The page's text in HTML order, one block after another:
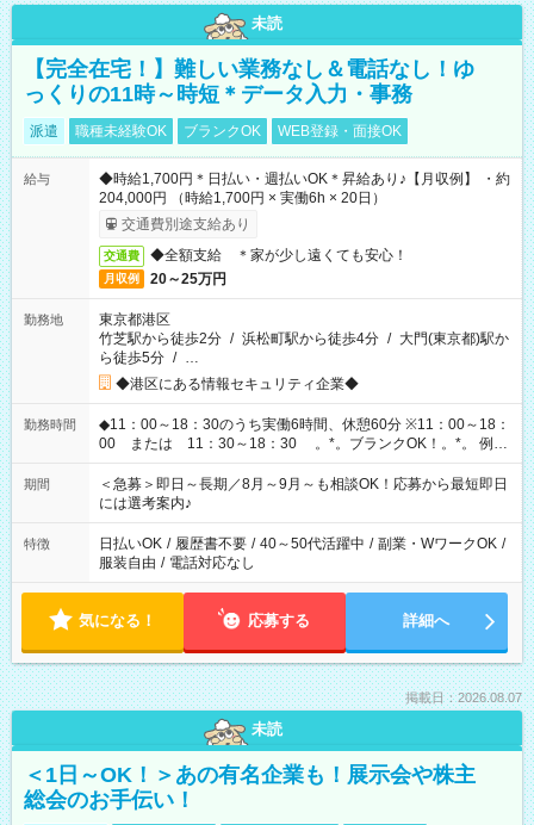
未読
【完全在宅！】難しい業務なし＆電話なし！ゆ
っくりの11時～時短＊データ入力・事務
派遣 職種未経験OK ブランクOK WEB登録・面接OK
給与
◆時給1,700円＊日払い・週払いOK＊昇給あり♪【月収例】 ・約
204,000円 （時給1,700円 × 実働6h × 20日）
交通費別途支給あり
交通費 ◆全額支給 ＊家が少し遠くても安心！
月収例 20～25万円
勤務地
東京都港区
竹芝駅から徒歩2分 / 浜松町駅から徒歩4分 / 大門(東京都)駅か
ら徒歩5分 / …
◆港区にある情報セキュリティ企業◆
勤務時間
◆11：00～18：30のうち実働6時間、休憩60分 ※11：00～18：
00 または 11：30～18：30 。*。ブランクOK！。*。 例え
ば前職が、 在宅/財団法人/事務/コールセンター/受付/販売/カフェ
スタッフ スイーツ販売/ホテルフロント/化粧品販売/など 様々な
業界から入社して活躍されています♪
期間
＜急募＞即日～長期／8月～9月～も相談OK！応募から最短即日
には選考案内♪
特徴 日払いOK / 履歴書不要 / 40～50代活躍中 / 副業・WワークOK /
服装自由 / 電話対応なし
気になる！ 応募する 詳細へ
掲載日：2026.08.07
未読
＜1日～OK！＞あの有名企業も！展示会や株主
総会のお手伝い！